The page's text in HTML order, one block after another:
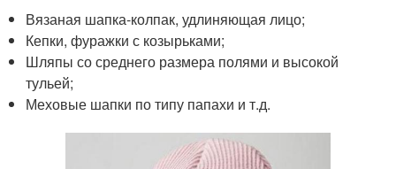
Вязаная шапка-колпак, удлиняющая лицо;
Кепки, фуражки с козырьками;
Шляпы со среднего размера полями и высокой
тульей;
Меховые шапки по типу папахи и т.д.